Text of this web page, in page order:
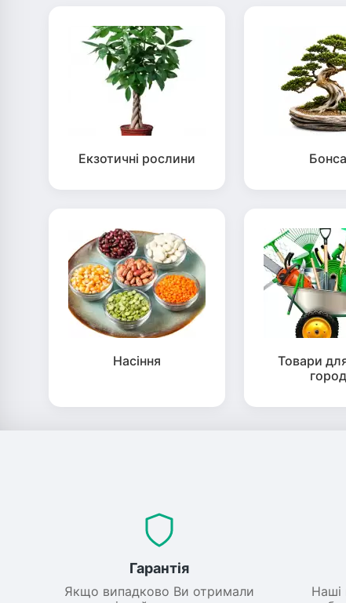
Екзотичні рослини
Насіння
Товари
Гарантія
Якщо випадково Ви отримали
Наші